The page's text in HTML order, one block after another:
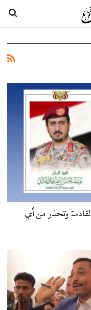
وتحذر من أي